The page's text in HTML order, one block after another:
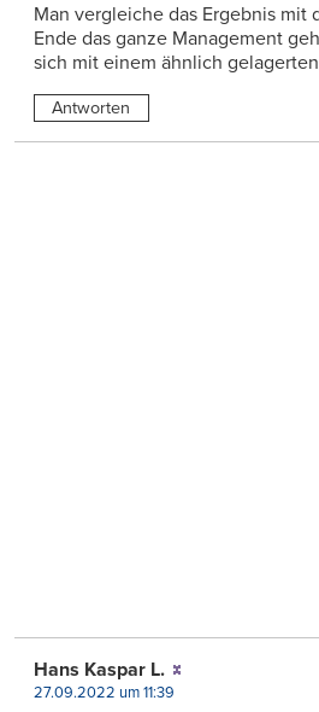
Man vergleiche das Ergebnis mit
Ende das ganze Management
sich mit einem ähnlich
Antworten
Hans Kaspar L.
27.09.2022 um 11:39